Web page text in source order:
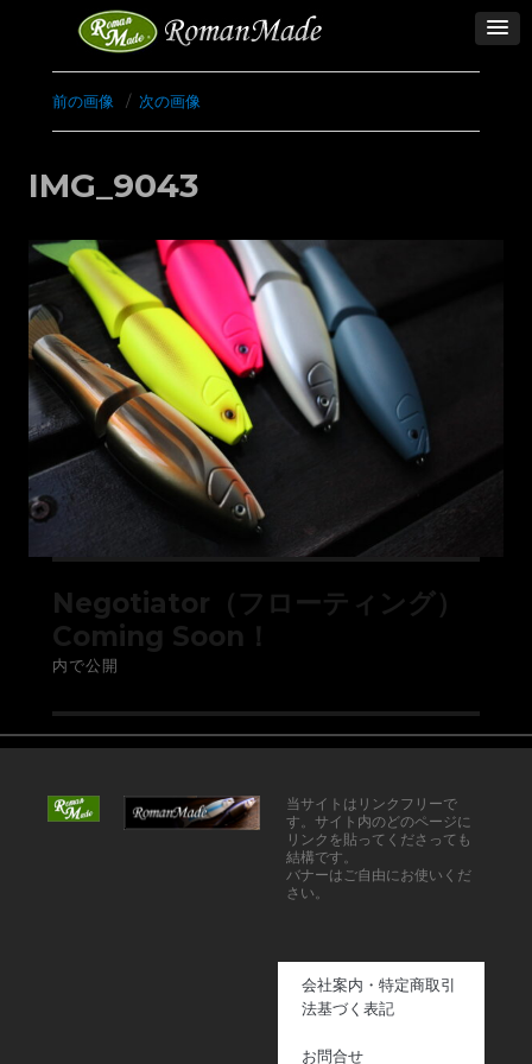
前の画像 次の画像
IMG_9043
Negotiator（フローティング）
Coming Soon！
内で公開
当サイトはリンクフリーで
す。サイト内のどのページに
リンクを貼ってくださっても
結構です。
バナーはご自由にお使いくだ
さい。
会社案内・特定商取引
法基づく表記
お問合せ